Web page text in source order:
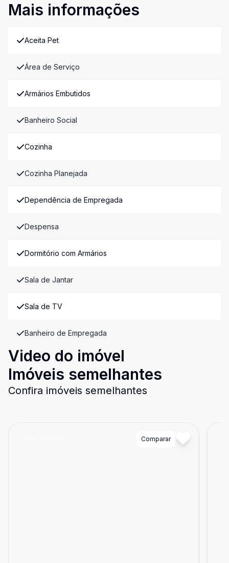
Mais informações
Aceita Pet
Área de Serviço
Armários Embutidos
Banheiro Social
Cozinha
Cozinha Planejada
Dependência de Empregada
Despensa
Dormitório com Armários
Sala de Jantar
Sala de TV
Banheiro de Empregada
Video do imóvel
Imóveis semelhantes
Confira imóveis semelhantes
Comparar